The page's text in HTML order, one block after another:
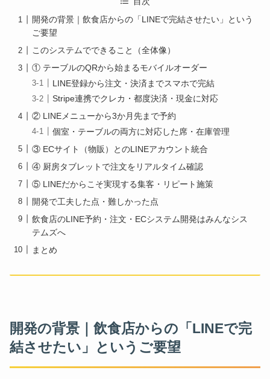
開発の背景｜飲食店からの「LINEで完結させたい」という
ご要望
このシステムでできること（全体像）
① テーブルのQRから始まるモバイルオーダー
LINE登録から注文・決済までスマホで完結
Stripe連携でクレカ・都度決済・現金に対応
② LINEメニューから3か月先まで予約
個室・テーブルの両方に対応した席・在庫管理
③ ECサイト（物販）とのLINEアカウント統合
④ 厨房タブレットで注文をリアルタイム確認
⑤ LINEだからこそ実現する集客・リピート施策
開発で工夫した点・難しかった点
飲食店のLINE予約・注文・ECシステム開発はみんなシス
テムズへ
まとめ
開発の背景｜飲食店からの「LINEで完
結させたい」というご要望